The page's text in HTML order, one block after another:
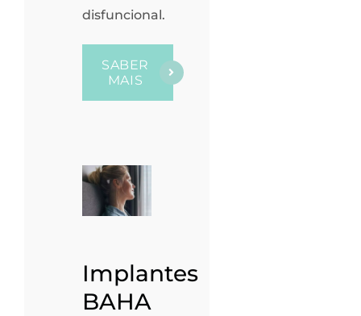
disfuncional.
SABER
MAIS
Implantes
BAHA